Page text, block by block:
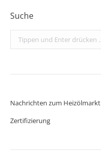
Suche
Search:
Nachrichten zum Heizölmarkt
Zertifizierung